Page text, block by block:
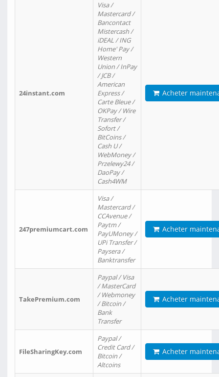
24instant.com
Visa /
Mastercard /
Bancontact
Mistercash /
iDEAL / ING
Home' Pay /
Western
Union / InPay
/ JCB /
American
Express /
Carte Bleue /
OKPay / Wire
Transfer /
Sofort /
BitCoins /
Cash U /
WebMoney /
Przelewy24 /
DaoPay /
Cash4WM
Acheter
247premiumcart.com
Visa /
Mastercard /
CCAvenue /
Paytm /
PayUMoney /
UPi Transfer /
Paysera /
Banktransfer
Acheter
TakePremium.com
Paypal / Visa
/ MasterCard
/ Webmoney
/ Bitcoin /
Bank
Transfer
Acheter
FileSharingKey.com
Paypal /
Credit Card /
Bitcoin /
Altcoins
Acheter